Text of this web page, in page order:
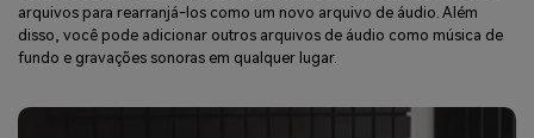
arquivos para rearranjá-los como um novo arquivo de áudio. Além
disso, você pode adicionar outros arquivos de áudio como música de
fundo e gravações sonoras em qualquer lugar.